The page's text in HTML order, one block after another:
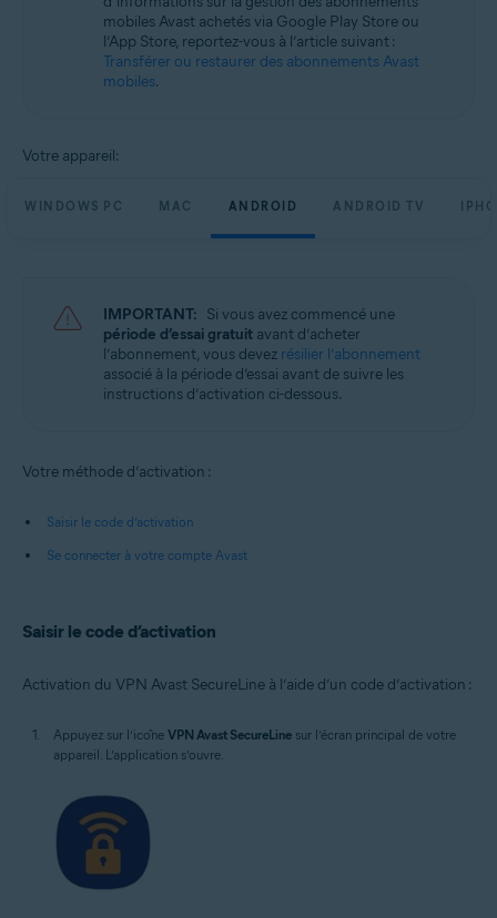
(32/64 bits)
Apple macOS 14.x (Sonoma)
Apple macOS 13.x (Ventura)
Apple macOS 12.x (Monterey)
Apple macOS 10.13.x (High Sierra)
mobiles Avast achetés via Google Play Store ou
l’App Store, reportez-vous à l’article suivant :
Transférer ou restaurer des abonnements Avast
mobiles.
Votre appareil:
WINDOWS PC MAC ANDROID ANDROID TV
IMPORTANT: Si vous avez commencé une
période d’essai gratuit avant d’acheter
l’abonnement, vous devez résilier l’abonnement
associé à la période d’essai avant de suivre les
instructions d’activation ci-dessous.
Votre méthode d’activation :
Saisir le code d’activation
Se connecter à votre compte Avast
Saisir le code d’activation
Activation du VPN Avast SecureLine à l’aide d’un code d’activation :
Appuyez sur l’icône VPN Avast SecureLine sur l’écran principal de votre
appareil. L’application s’ouvre.